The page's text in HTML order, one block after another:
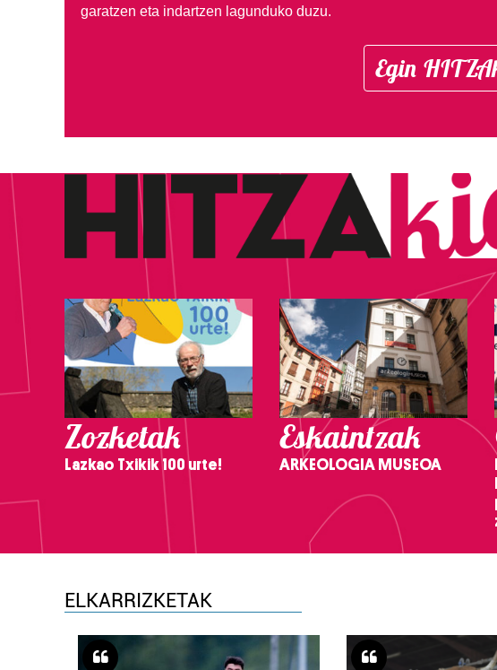
garatzen eta indartzen lagunduko duzu.
Egin
Zozketak
Lazkao Txikik 100 urte!
Eskaintzak
ARKEOLOGIA MUSEOA
ELKARRIZKETAK